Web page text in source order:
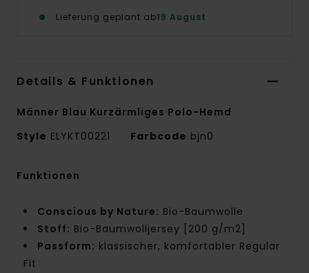
Lieferung geplant ab19 August
Details & Funktionen
Männer Blau Kurzärmliges Polo-Hemd
Style ELYKT00221 Farbcode bjn0
Funktionen
Conscious by Nature: Bio-Baumwolle
Stoff: Bio-Baumwolljersey [200 g/m2]
Passform: klassischer, komfortabler Regular
Fit